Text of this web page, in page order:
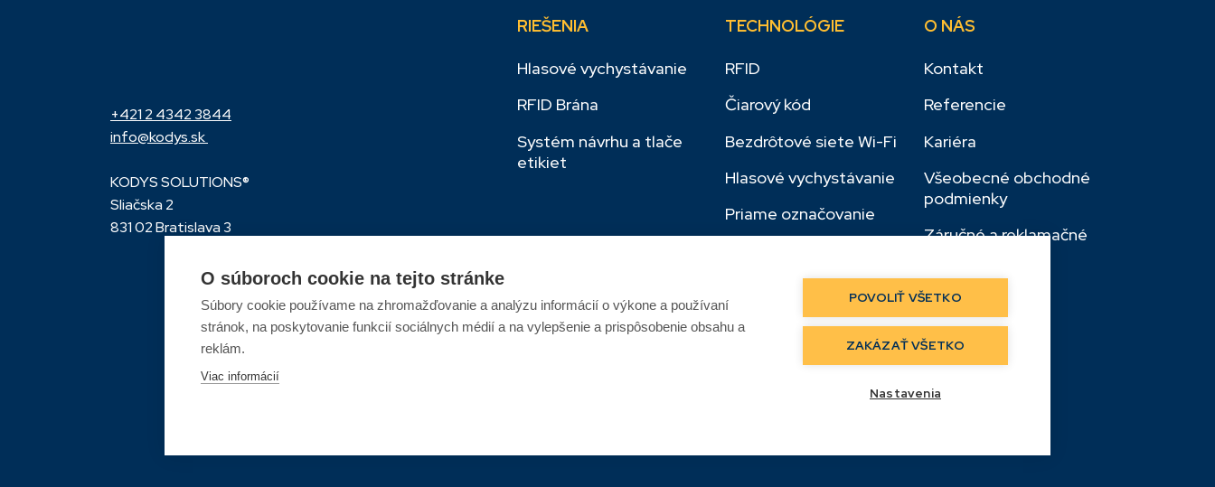
+421 2 4342 3844
info@kodys.sk
KODYS SOLUTIONS®
Sliačska 2
831 02 Bratislava 3
RIEŠENIA
Hlasové vychystávanie
RFID Brána
Systém návrhu a tlače
etikiet
TECHNOLÓGIE
RFID
Čiarový kód
Bezdrôtové siete Wi-Fi
Hlasové vychystávanie
Priame označovanie
O NÁS
Kontakt
Referencie
Kariéra
Všeobecné obchodné
podmienky
Záručné a reklamačné
O súboroch cookie na tejto stránke
Súbory cookie používame na zhromažďovanie a analýzu informácií o výkone a používaní
stránok, na poskytovanie funkcií sociálnych médií a na vylepšenie a prispôsobenie obsahu a
reklám.
Viac informácií
POVOLIŤ VŠETKO
ZAKÁZAŤ VŠETKO
Nastavenia